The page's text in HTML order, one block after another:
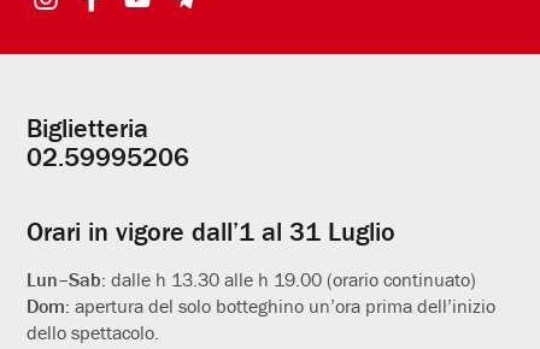
Informazioni
utili
Biglietteria
02.59995206
Orari in vigore dall’1 al 31 Luglio
Lun–Sab:dalle h 13.30 alle h 19.00 (orario continuato)
Dom:apertura del solo botteghino un’ora prima dell’inizio
dello spettacolo.